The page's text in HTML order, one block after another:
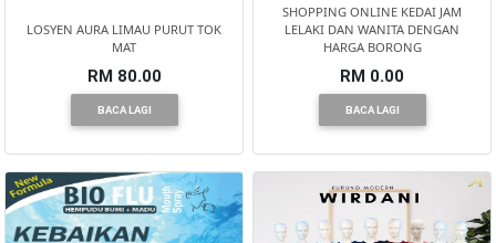
LOSYEN AURA LIMAU PURUT TOK
MAT
RM 80.00
BACA LAGI
SHOPPING ONLINE KEDAI JAM
LELAKI DAN WANITA DENGAN
HARGA BORONG
RM 0.00
BACA LAGI